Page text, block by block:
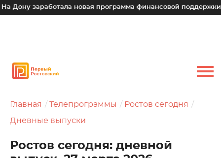
новая программа финансовой поддержки для
Главная Телепрограммы Ростов сегодня
Дневные выпуски
Ростов сегодня: дневной